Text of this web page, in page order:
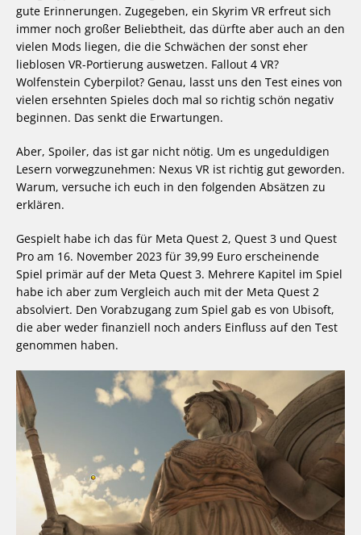
gute Erinnerungen. Zugegeben, ein Skyrim VR erfreut sich
immer noch großer Beliebtheit, das dürfte aber auch an den
vielen Mods liegen, die die Schwächen der sonst eher
lieblosen VR-Portierung auswetzen. Fallout 4 VR?
Wolfenstein Cyberpilot? Genau, lasst uns den Test eines von
vielen ersehnten Spieles doch mal so richtig schön negativ
beginnen. Das senkt die Erwartungen.
Aber, Spoiler, das ist gar nicht nötig. Um es ungeduldigen
Lesern vorwegzunehmen: Nexus VR ist richtig gut geworden.
Warum, versuche ich euch in den folgenden Absätzen zu
erklären.
Gespielt habe ich das für Meta Quest 2, Quest 3 und Quest
Pro am 16. November 2023 für 39,99 Euro erscheinende
Spiel primär auf der Meta Quest 3. Mehrere Kapitel im Spiel
habe ich aber zum Vergleich auch mit der Meta Quest 2
absolviert. Den Vorabzugang zum Spiel gab es von Ubisoft,
die aber weder finanziell noch anders Einfluss auf den Test
genommen haben.